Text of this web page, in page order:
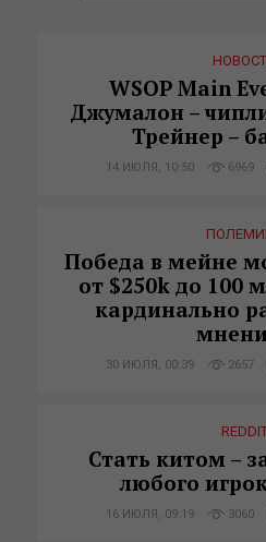
WSOP Main
Джумалон –
Трейнер –
14 ИЮЛЯ, 10:50 6969
Победа в мейне
от $250k до 100
кардинально
30 ИЮЛЯ, 00:39 2657
Стать китом –
любого
16 ИЮЛЯ, 09:19 3060